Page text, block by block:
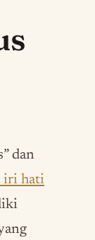
dan
iri hati